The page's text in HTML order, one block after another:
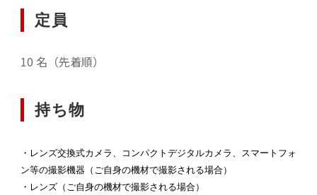
定員
10 名（先着順）
持ち物
・レンズ交換式カメラ、コンパクトデジタルカメラ、スマートフォ
ン等の撮影機器（ご自身の機材で撮影される場合）
・レンズ（ご自身の機材で撮影される場合）